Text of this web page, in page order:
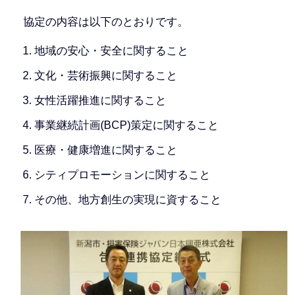
協定の内容は以下のとおりです。
地域の安心・安全に関すること
文化・芸術振興に関すること
女性活躍推進に関すること
事業継続計画(BCP)策定に関すること
医療・健康増進に関すること
シティプロモーションに関すること
その他、地方創生の実現に資すること